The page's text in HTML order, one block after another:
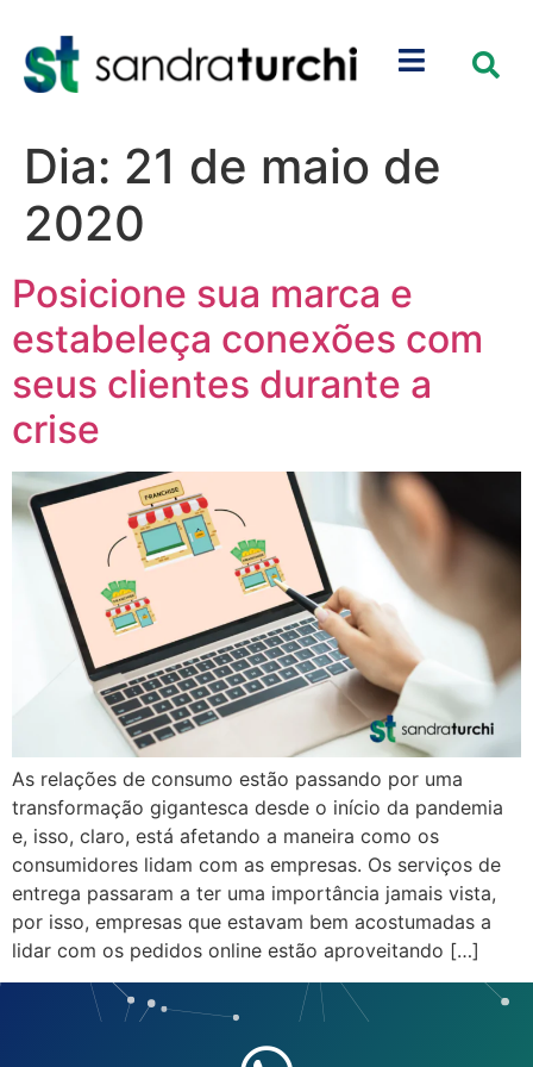
Dia: 21 de maio de
2020
Posicione sua marca e
estabeleça conexões com
seus clientes durante a
crise
As relações de consumo estão passando por uma
transformação gigantesca desde o início da pandemia
e, isso, claro, está afetando a maneira como os
consumidores lidam com as empresas. Os serviços de
entrega passaram a ter uma importância jamais vista,
por isso, empresas que estavam bem acostumadas a
lidar com os pedidos online estão aproveitando […]